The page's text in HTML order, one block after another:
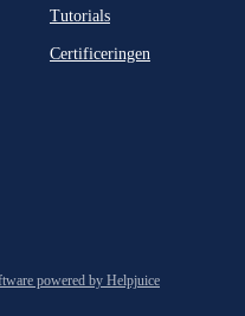
Tutorials
Certificeringen
powered by Helpjuice